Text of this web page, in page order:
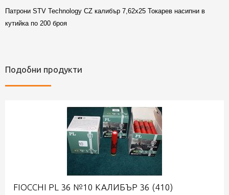
Патрони STV Technology CZ калибър 7,62х25 Токарев насипни в
кутийка по 200 броя
Подобни продукти
FIOCCHI PL 36 №10 КАЛИБЪР 36 (410)